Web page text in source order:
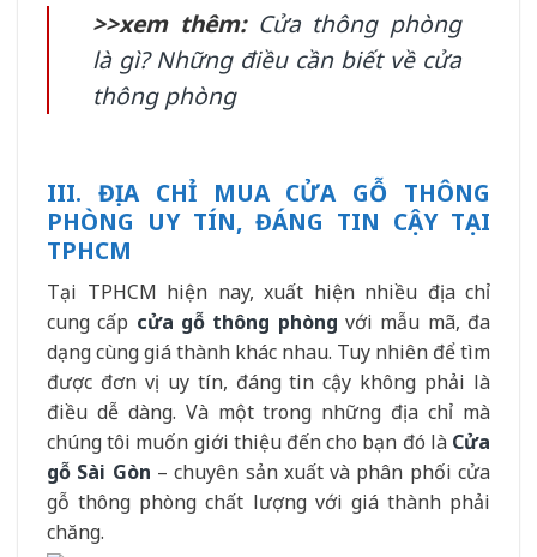
>>xem thêm: Cửa thông phòng
là gì? Những điều cần biết về cửa
thông phòng
III. ĐỊA CHỈ MUA CỬA GỖ THÔNG
PHÒNG UY TÍN, ĐÁNG TIN CẬY TẠI
TPHCM
Tại TPHCM hiện nay, xuất hiện nhiều địa chỉ
cung cấp cửa gỗ thông phòng với mẫu mã, đa
dạng cùng giá thành khác nhau. Tuy nhiên để tìm
được đơn vị uy tín, đáng tin cậy không phải là
điều dễ dàng. Và một trong những địa chỉ mà
chúng tôi muốn giới thiệu đến cho bạn đó là Cửa
gỗ Sài Gòn – chuyên sản xuất và phân phối cửa
gỗ thông phòng chất lượng với giá thành phải
chăng.